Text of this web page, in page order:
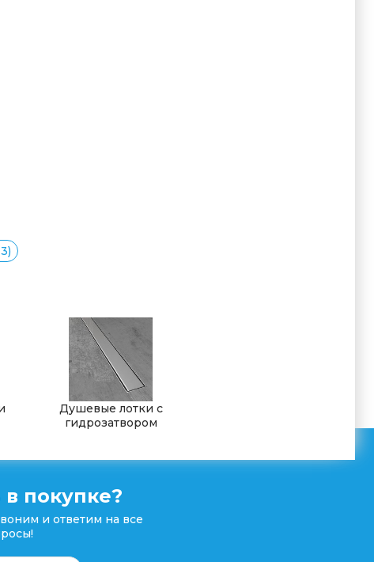
Душевые лотки c
гидрозатвором
покупке?
и ответим на все